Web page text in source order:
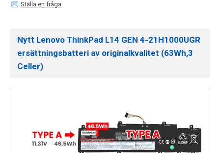
Ställa en fråga
Nytt Lenovo ThinkPad L14 GEN 4-21H1000UGR
ersättningsbatteri av originalkvalitet (63Wh,3
Celler)